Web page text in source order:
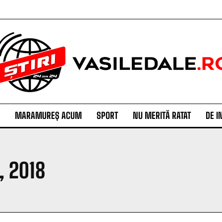
MARAMUREȘ ACUM SPORT NU MERITĂ RATAT DE
2018